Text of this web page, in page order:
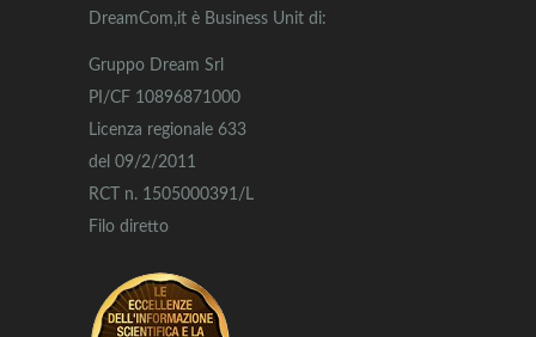
DreamCom,it è Business Unit di:
Gruppo Dream Srl
PI/CF 10896871000
Licenza regionale 633
del 09/2/2011
RCT n. 1505000391/L
Filo diretto